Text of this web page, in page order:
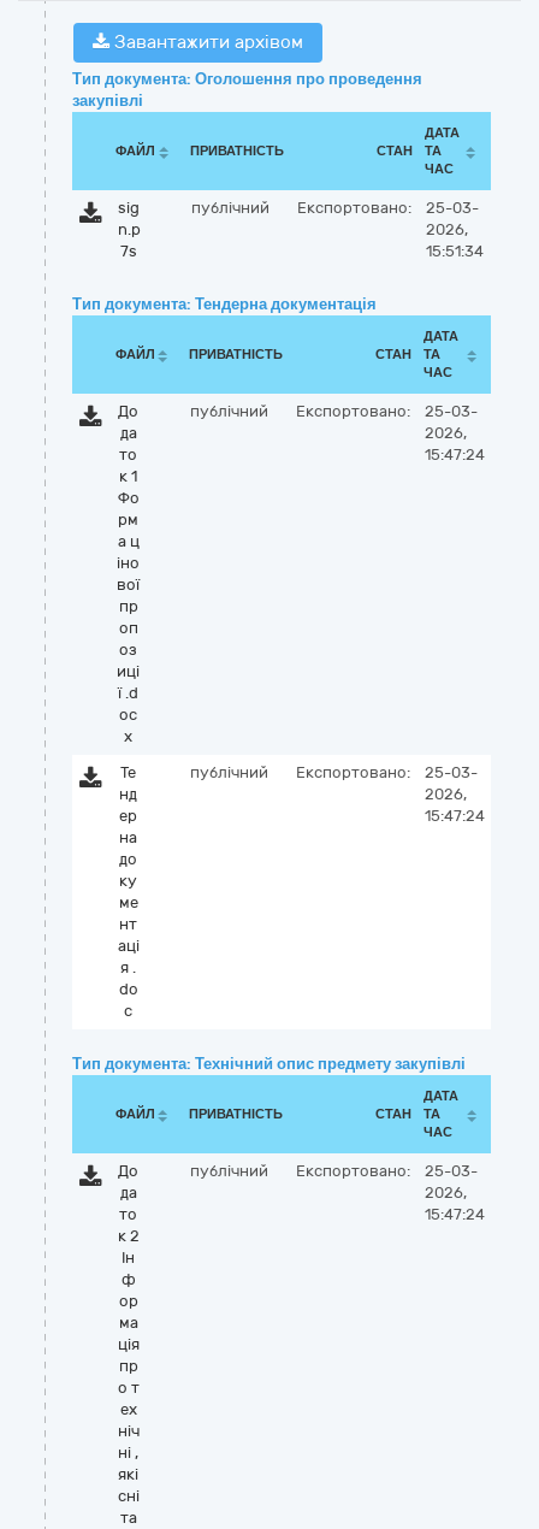
Завантажити архівом
Тип документа: Оголошення про проведення
закупівлі
ФАЙЛ ПРИВАТНІСТЬ СТАН
ДАТА
ТА
ЧАС
sig
n.p
7s
публічний Експортовано:
25-03-
2026,
15:51:34
Тип документа: Тендерна документація
ФАЙЛ ПРИВАТНІСТЬ СТАН
ДАТА
ТА
ЧАС
До
да
то
к 1
Фо
рм
а ц
іно
вої
пр
оп
оз
иці
ї .d
oc
x
публічний Експортовано:
25-03-
2026,
15:47:24
Те
нд
ер
на
до
ку
ме
нт
аці
я .
do
c
публічний Експортовано:
25-03-
2026,
15:47:24
Тип документа: Технічний опис предмету закупівлі
ФАЙЛ ПРИВАТНІСТЬ СТАН
ДАТА
ТА
ЧАС
До
да
то
к 2
Ін
ф
ор
ма
ція
пр
о т
ех
ніч
ні ,
які
сні
та
публічний Експортовано:
25-03-
2026,
15:47:24